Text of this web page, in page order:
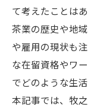
て考えたことは
茶業の歴史や地
や雇用の現状も
な在留資格やワ
でどのような生
本記事では、牧